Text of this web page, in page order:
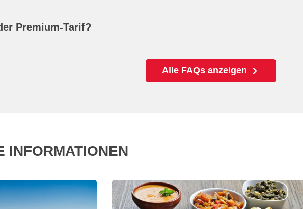
Premium-Tarif?
Alle FAQs anzeigen
INFORMATIONEN